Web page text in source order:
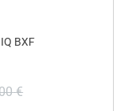
BXF
€